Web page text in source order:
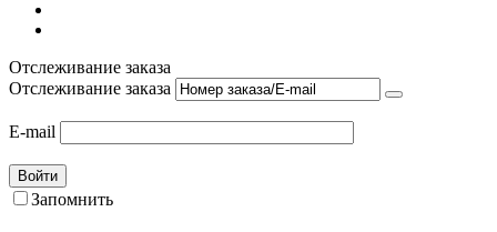
Отслеживание заказа
Отслеживание заказа
E-mail
Войти
Запомнить